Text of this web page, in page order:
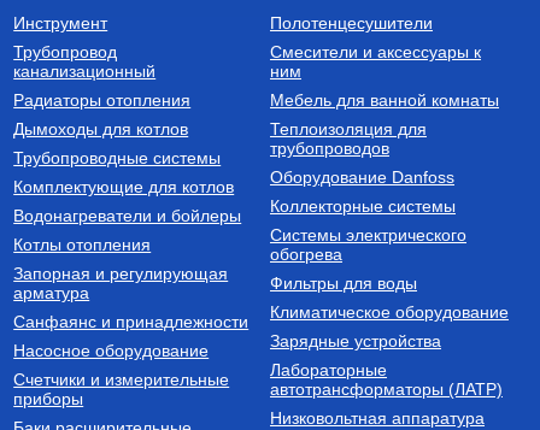
Бойлеры (водонагреватели
косвенного нагрева)
нагрева напольный из
нержавеющей стали STINOX F
500 л., арт.: 805F0050
127 190Руб.
Купить
Трубы из сшитого полиэтилена
Труба напорная из сшитого
полиэтилена с барьерным
слоем EVOH, тип PE-Xa
16(2.2) бухта 100 м,
VA1622.3.C.100
7 300Руб.
Котлы газовые настенные
Котел газовый настенный
Дымоходы для котлов DN 80
(традиционные)
Элемент дымохода DN80
Инструмент
Трубопровод
канализационный
Радиаторы отопления
Дымоходы для котлов
Трубопроводные системы
Комплектующие для котлов
Водонагреватели и бойлеры
Котлы отопления
Запорная и регулирующая
арматура
Санфаянс и принадлежности
Насосное оборудование
Счетчики и измерительные
приборы
Полотенцесушители
Смесители и аксессуары к
ним
Мебель для ванной комнаты
Теплоизоляция для
трубопроводов
Оборудование Danfoss
Коллекторные системы
Системы электрического
обогрева
Фильтры для воды
Климатическое оборудование
Зарядные устройства
Лабораторные
автотрансформаторы (ЛАТР)
Низковольтная аппаратура